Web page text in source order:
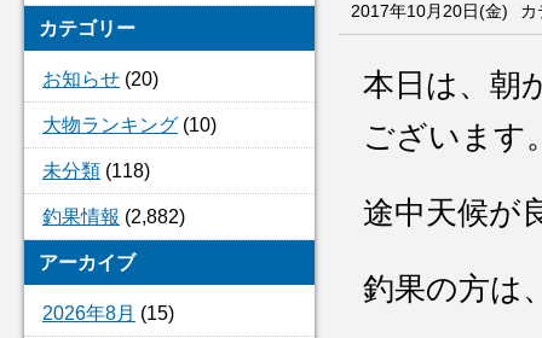
カテゴリー
お知らせ (20)
大物ランキング (10)
未分類 (118)
釣果情報 (2,882)
アーカイブ
2026年8月 (15)
2017年10月20日(金) カ
本日は、朝
ございます
途中天候が
釣果の方は